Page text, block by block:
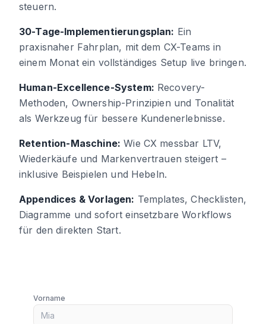
steuern.
30-Tage-Implementierungsplan: Ein
praxisnaher Fahrplan, mit dem CX-Teams in
einem Monat ein vollständiges Setup live bringen.
Human-Excellence-System: Recovery-
Methoden, Ownership-Prinzipien und Tonalität
als Werkzeug für bessere Kundenerlebnisse.
Retention-Maschine: Wie CX messbar LTV,
Wiederkäufe und Markenvertrauen steigert –
inklusive Beispielen und Hebeln.
Appendices & Vorlagen: Templates, Checklisten,
Diagramme und sofort einsetzbare Workflows
für den direkten Start.
Vorname